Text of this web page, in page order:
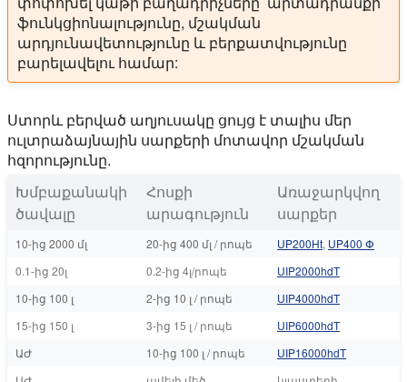
ֆունկցիոնալությունը, մշակման
արդյունավետությունը և բերքատվությունը
բարելավելու համար:
Ստորև բերված աղյուսակը ցույց է տալիս մեր
ուլտրաձայնային սարքերի մոտավոր մշակման
հզորությունը.
Խմբաքանակի
ծավալը
Հոսքի
արագություն
Առաջարկվող
սարքեր
10-ից 2000 մլ 20-ից 400 մլ / րոպե UP200Ht, UP400 Փ
0.1-ից 20լ
0.2-ից 4լ/րոպե
UIP2000hdT
10-ից 100 լ
2-ից 10 լ / րոպե
UIP4000hdT
15-ից 150 լ
3-ից 15 լ / րոպե
UIP6000hdT
ԱԺ
10-ից 100 լ / րոպե
UIP16000hdT